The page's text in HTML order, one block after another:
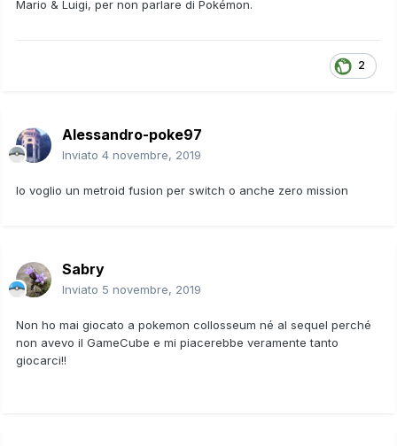
Mario & Luigi, per non parlare di Pokémon.
2
Alessandro-poke97
Inviato 4 novembre, 2019
Io voglio un metroid fusion per switch o anche zero mission
Sabry
Inviato 5 novembre, 2019
Non ho mai giocato a pokemon collosseum né al sequel perché
non avevo il GameCube e mi piacerebbe veramente tanto
giocarci!!